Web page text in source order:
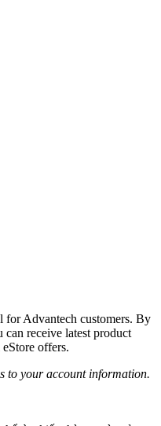
for Advantech customers. By
receive latest product
offers.
to your account information.